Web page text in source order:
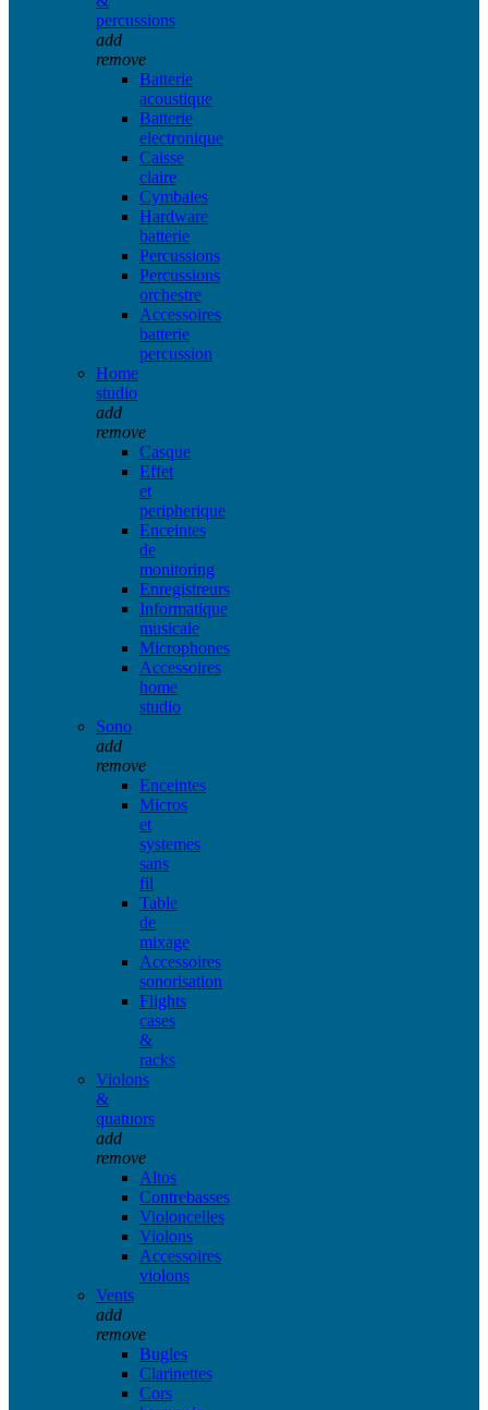
percussions
add
remove
Batterie
acoustique
Batterie
electronique
Caisse
claire
Cymbales
Hardware
batterie
Percussions
Percussions
orchestre
Accessoires
batterie
percussion
Home
studio
add
remove
Casque
Effet
et
peripherique
Enceintes
de
monitoring
Enregistreurs
Informatique
musicale
Microphones
Accessoires
home
studio
Sono
add
remove
Enceintes
Micros
et
systemes
sans
fil
Table
de
mixage
Accessoires
sonorisation
Flights
cases
&
racks
Violons
&
quatuors
add
remove
Altos
Contrebasses
Violoncelles
Violons
Accessoires
violons
Vents
add
remove
Bugles
Clarinettes
Cors